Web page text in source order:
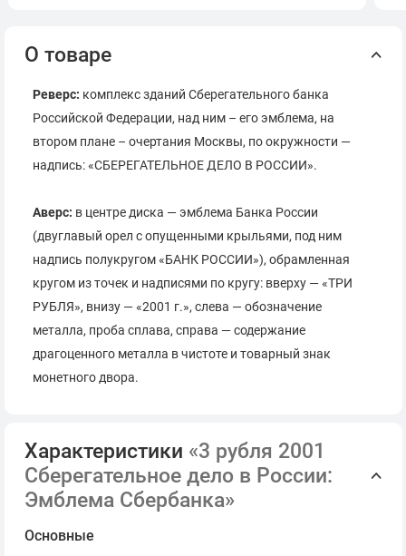
О товаре
Реверс: комплекс зданий Сберегательного банка
Российской Федерации, над ним – его эмблема, на
втором плане – очертания Москвы, по окружности —
надпись: «СБЕРЕГАТЕЛЬНОЕ ДЕЛО В РОССИИ».
Аверс: в центре диска — эмблема Банка России
(двуглавый орел с опущенными крыльями, под ним
надпись полукругом «БАНК РОССИИ»), обрамленная
кругом из точек и надписями по кругу: вверху — «ТРИ
РУБЛЯ», внизу — «2001 г.», слева — обозначение
металла, проба сплава, справа — содержание
драгоценного металла в чистоте и товарный знак
монетного двора.
Характеристики «3 рубля 2001
Сберегательное дело в России:
Эмблема Сбербанка»
Основные